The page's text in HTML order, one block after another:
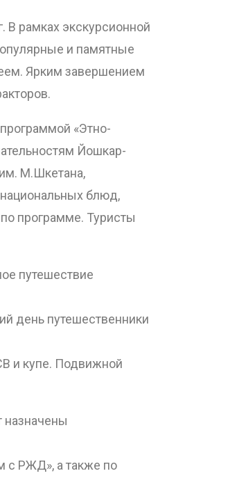
В рамках экскурсионной
и памятные
Ярким завершением
«Этно-
Йошкар-
М.Шкетана,
блюд,
программе. Туристы
путешествие
день путешественники
и купе. Подвижной
назначены
с РЖД», а также по